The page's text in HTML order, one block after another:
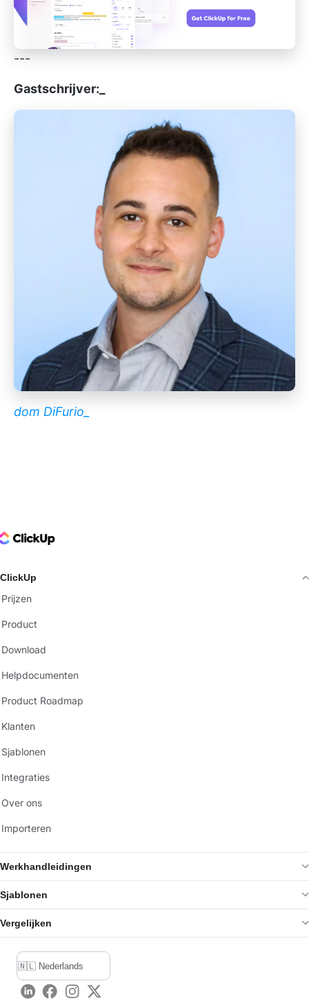
---
Gastschrijver:_
dom DiFurio_
Logo
ClickUp
Prijzen
Product
Download
Helpdocumenten
Product Roadmap
Klanten
Sjablonen
Integraties
Over ons
Importeren
Werkhandleidingen
Sjablonen
Vergelijken